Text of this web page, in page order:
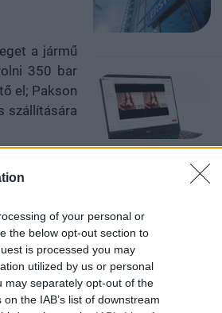
of your personal or
the below opt-out section to
is processed you may
utilized by us or personal
may separately opt-out of the
the IAB’s list of downstream
a jármű
350 bar
el; Pakson
szállítására